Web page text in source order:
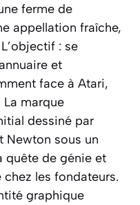
ferme de
appellation fraîche,
: se
et
face à Atari,
marque
dessiné par
Newton sous un
quête de génie et
les fondateurs.
graphique